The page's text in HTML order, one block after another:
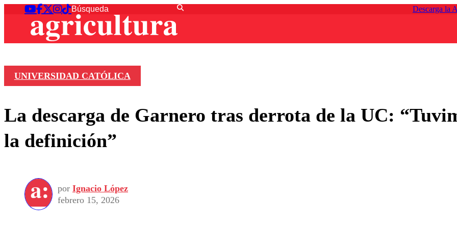
Descarga la
UNIVERSIDAD CATÓLICA
La descarga de Garnero tras derrota de la UC:
la definición”
por Ignacio López
febrero 15, 2026